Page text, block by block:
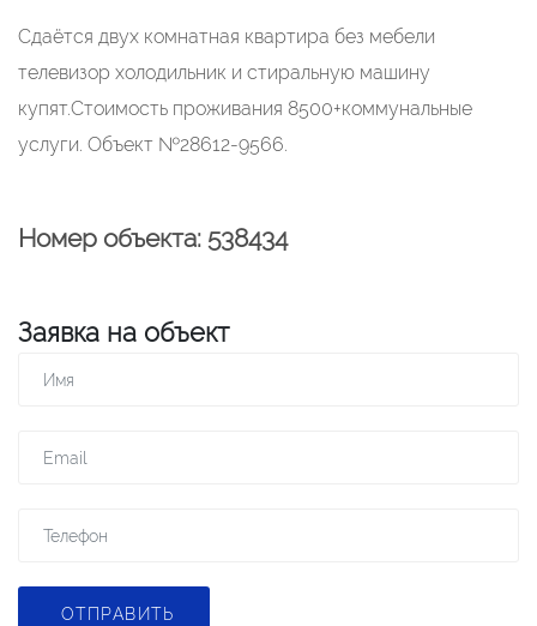
Сдаётся двух комнатная квартира без мебели
телевизор холодильник и стиральную машину
купят.Стоимость проживания 8500+коммунальные
услуги. Объект №28612-9566.
Номер объекта: 538434
Заявка на объект
ОТПРАВИТЬ